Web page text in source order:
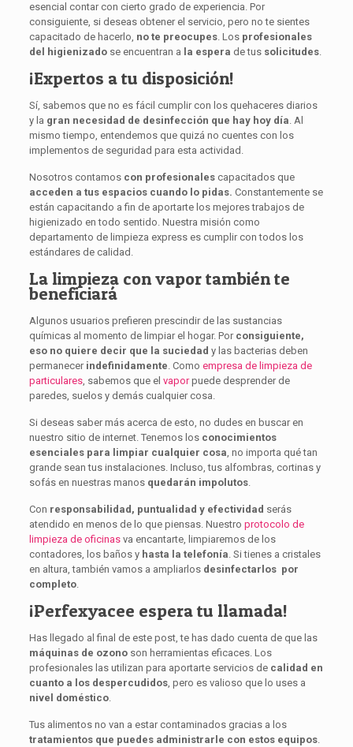
esencial contar con cierto grado de experiencia. Por
consiguiente, si deseas obtener el servicio, pero no te sientes
capacitado de hacerlo, no te preocupes. Los profesionales
del higienizadose encuentran a la espera de tus solicitudes.
¡Expertos a tu disposición!
Sí, sabemos que no es fácil cumplir con los quehaceres diarios
y la gran necesidad de desinfección que hay hoy día. Al
mismo tiempo, entendemos que quizá no cuentes con los
implementos de seguridad para esta actividad.
Nosotros contamos con profesionales capacitados que
acceden a tus espacios cuando lo pidas. Constantemente se
están capacitando a fin de aportarte los mejores trabajos de
higienizado en todo sentido. Nuestra misión como
departamento de limpieza express es cumplir con todos los
estándares de calidad.
La limpieza con vapor también te
beneficiará
Algunos usuarios prefieren prescindir de las sustancias
químicas al momento de limpiar el hogar. Por consiguiente,
eso no quiere decir que la suciedad y las bacterias deben
permanecer indefinidamente. Como empresa de limpieza de
particulares, sabemos que el vaporpuede desprender de
paredes, suelos y demás cualquier cosa.
Si deseas saber más acerca de esto, no dudes en buscar en
nuestro sitio de internet. Tenemos los conocimientos
esenciales para limpiar cualquier cosa, no importa qué tan
grande sean tus instalaciones. Incluso, tus alfombras, cortinas y
sofás en nuestras manos quedarán impolutos.
Con responsabilidad, puntualidad y efectividad serás
atendido en menos de lo que piensas. Nuestro protocolo de
limpieza de oficinasva encantarte, limpiaremos de los
contadores, los baños y hasta la telefonía. Si tienes a cristales
en altura, también vamos a ampliarlos desinfectarlos por
completo.
¡Perfexyacee espera tu llamada!
Has llegado al final de este post, te has dado cuenta de que las
máquinas de ozonoson herramientas eficaces. Los
profesionales las utilizan para aportarte servicios de calidad en
cuanto a los despercudidos, pero es valioso que lo uses a
nivel doméstico.
Tus alimentos no van a estar contaminados gracias a los
tratamientos que puedes administrarle con estos equipos.